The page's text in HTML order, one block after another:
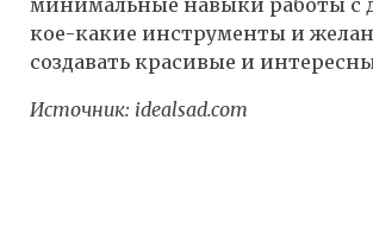
кое-какие инструменты и
создавать красивые и
Источник: idealsad.com